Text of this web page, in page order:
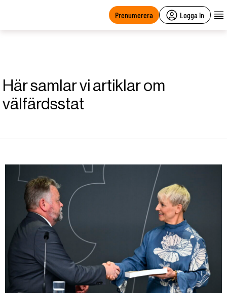
Prenumerera Logga in
Här samlar vi artiklar om
välfärdsstat